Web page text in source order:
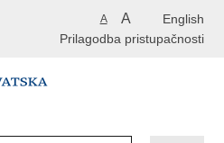
English
A A
Prilagodba pristupačnosti